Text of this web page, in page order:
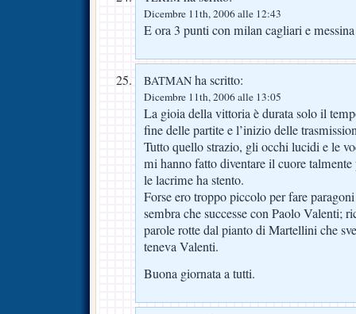
Dicembre 11th, 2006 alle 12:43
E ora 3 punti con milan cagliari e
BATMAN ha scritto:
Dicembre 11th, 2006 alle 13:05
La gioia della vittoria è durata solo il
fine delle partite e l’inizio delle
Tutto quello strazio, gli occhi lucidi e le
mi hanno fatto diventare il cuore
le lacrime ha stento.
Forse ero troppo piccolo per fare
sembra che successe con Paolo Valenti;
parole rotte dal pianto di Martellini che
teneva Valenti.
Buona giornata a tutti.